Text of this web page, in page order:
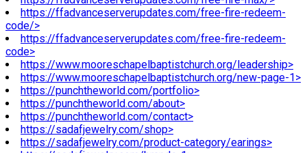
https://ffadvanceserverupdates.com/free-fire-redeem-
code/>
https://ffadvanceserverupdates.com/free-fire-redeem-
code>
https://www.mooreschapelbaptistchurch.org/leadership>
https://www.mooreschapelbaptistchurch.org/new-page-1>
https://punchtheworld.com/portfolio>
https://punchtheworld.com/about>
https://punchtheworld.com/contact>
https://sadafjewelry.com/shop>
https://sadafjewelry.com/product-category/earings>